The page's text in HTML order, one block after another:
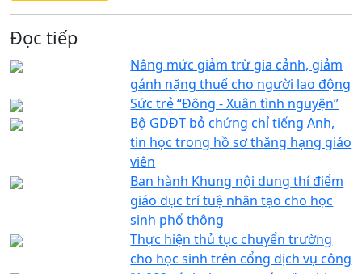
Đọc tiếp
Nâng mức giảm trừ gia cảnh, giảm
gánh nặng thuế cho người lao động
Sức trẻ “Đông - Xuân tình nguyện”
Bộ GDĐT bỏ chứng chỉ tiếng Anh,
tin học trong hồ sơ thăng hạng giáo
viên
Ban hành Khung nội dung thí điểm
giáo dục trí tuệ nhân tạo cho học
sinh phổ thông
Thực hiện thủ tục chuyển trường
cho học sinh trên cổng dịch vụ công